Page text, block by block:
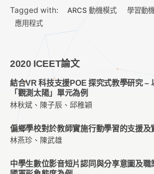
Tagged with: ARCS 動機模式 學習動
應用程式
2020 ICEET論文
結合VR 科技支援POE 探究式教學研究 –
「觀測太陽」單元為例
林秋斌、陳子辰、邱稚穎
偏鄉學校對於教師實施行動學習的支援及
林燕珍、陳武雄
中學生數位影音短片認同與分享意圖及職